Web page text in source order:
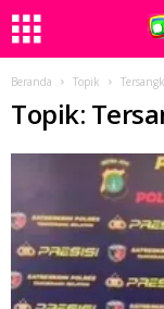
Beranda Topik
Topik: